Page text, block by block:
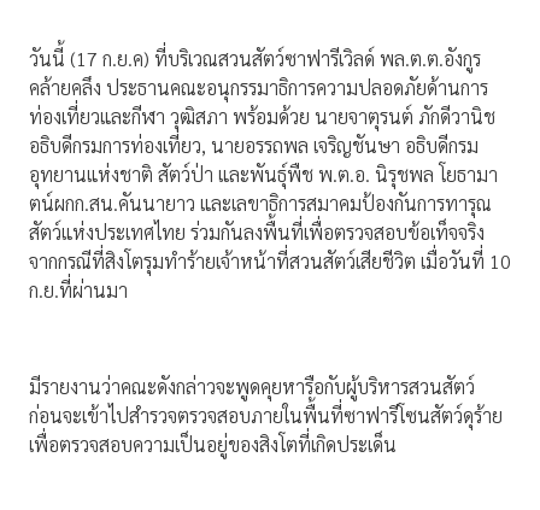
วันนี้ (17 ก.ย.ค) ที่บริเวณสวนสัตว์ซาฟารีเวิลด์ พล.ต.ต.อังกูร
คล้ายคลึง ประธานคณะอนุกรรมาธิการความปลอดภัยด้านการ
ท่องเที่ยวและกีฬา วุฒิสภา พร้อมด้วย นายจาตุรนต์ ภักดีวานิช
อธิบดีกรมการท่องเที่ยว, นายอรรถพล เจริญชันษา อธิบดีกรม
อุทยานแห่งชาติ สัตว์ป่า และพันธุ์พืช พ.ต.อ. นิรุชพล โยธามา
ตน์ผกก.สน.คันนายาว และเลขาธิการสมาคมป้องกันการทารุณ
สัตว์แห่งประเทศไทย ร่วมกันลงพื้นที่เพื่อตรวจสอบข้อเท็จจริง
จากกรณีที่สิงโตรุมทำร้ายเจ้าหน้าที่สวนสัตว์เสียชีวิต เมื่อวันที่ 10
ก.ย.ที่ผ่านมา
มีรายงานว่าคณะดังกล่าวจะพูดคุยหารือกับผู้บริหารสวนสัตว์
ก่อนจะเข้าไปสำรวจตรวจสอบภายในพื้นที่ซาฟารีโซนสัตว์ดุร้าย
เพื่อตรวจสอบความเป็นอยู่ของสิงโตที่เกิดประเด็น